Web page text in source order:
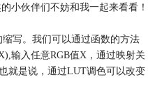
小伙伴们不妨和我一起来看看！
写。我们可以通过函数的方法
输入任意RGB值X，通过映射关
就是说，通过LUT调色可以改变